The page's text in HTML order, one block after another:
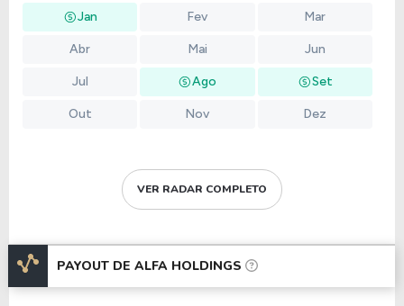
Jan Fev Mar
Abr Mai Jun
Jul Ago Set
Out Nov Dez
VER RADAR COMPLETO
PAYOUT DE ALFA HOLDINGS